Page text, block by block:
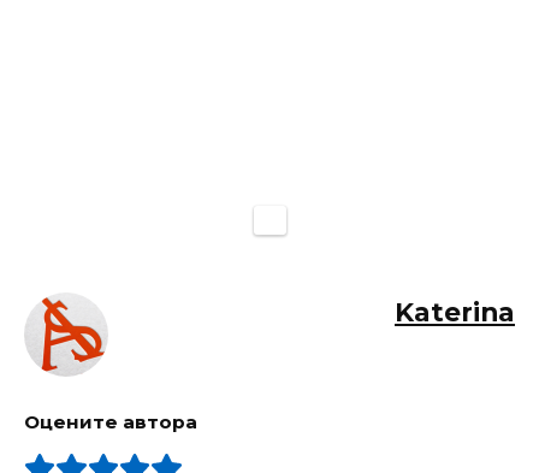
Katerina
Оцените автора